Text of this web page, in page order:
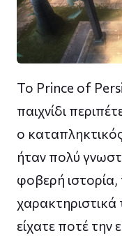
To Prince of
παιχνίδι
ο
ήταν πολύ
φοβερή ιστορία,
είχατε ποτέ την